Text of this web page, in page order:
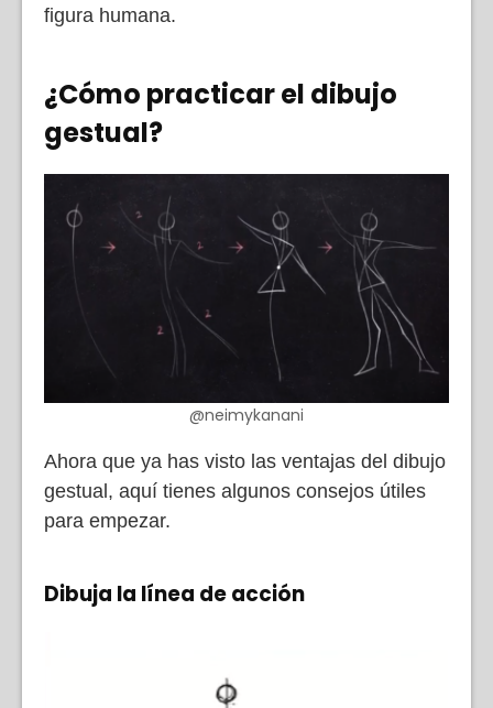
figura humana.
¿Cómo practicar el dibujo
gestual?
@neimykanani
Ahora que ya has visto las ventajas del dibujo
gestual, aquí tienes algunos consejos útiles
para empezar.
Dibuja la línea de acción